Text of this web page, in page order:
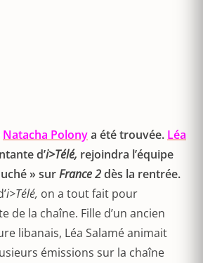
Natacha Polonya été trouvée. Léa
d’i>Télé, rejoindra l’équipe
» surFrance 2dès la rentrée.
i>Télé, on a tout fait pour
de la chaîne. Fille d’un ancien
libanais, Léa Salamé animait
émissions sur la chaîne